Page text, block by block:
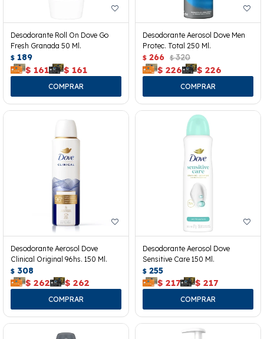
Desodorante Roll On Dove Go
Fresh Granada 50 Ml.
$ 189
$ 161 $ 161
Desodorante Aerosol Dove Men
Protec. Total 250 Ml.
$ 266 $ 320
$ 226 $ 226
Desodorante Aerosol Dove
Clinical Original 96hs. 150 Ml.
$ 308
$ 262 $ 262
Desodorante Aerosol Dove
Sensitive Care 150 Ml.
$ 255
$ 217 $ 217